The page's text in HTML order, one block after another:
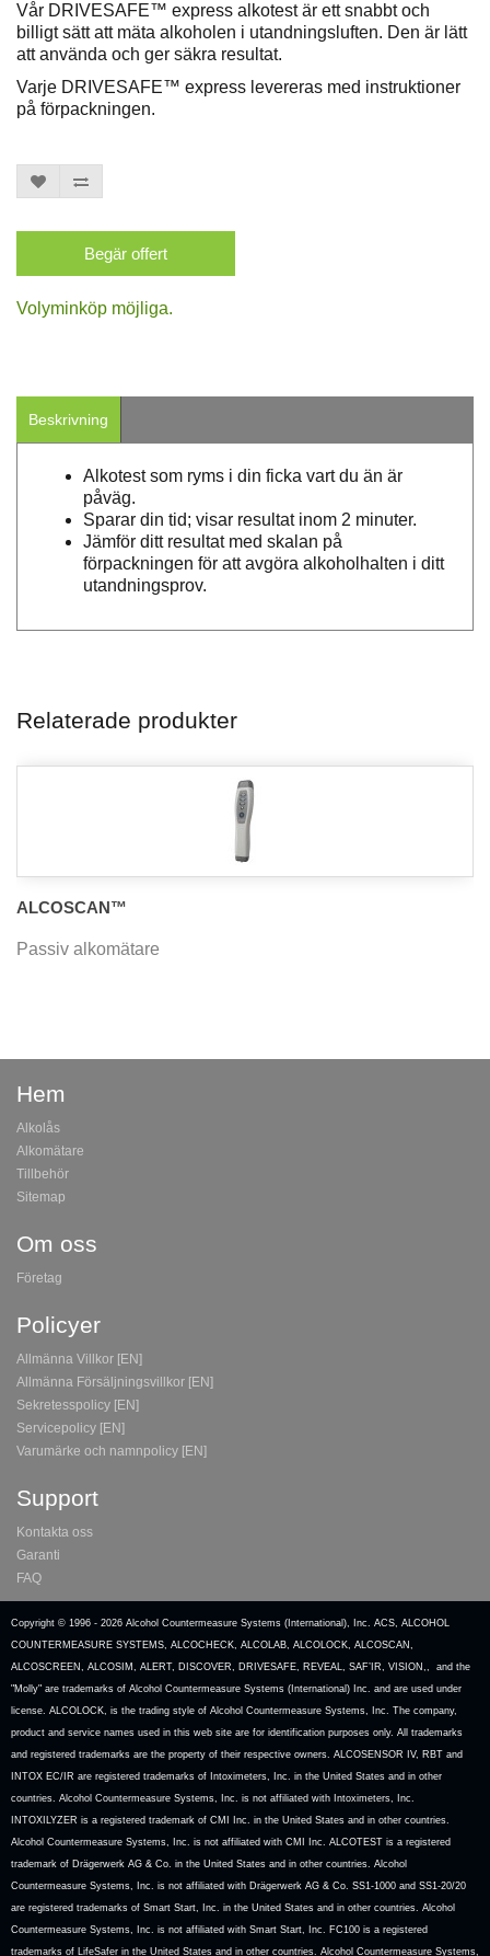
Vår DRIVESAFE™ express alkotest är ett snabbt och
billigt sätt att mäta alkoholen i utandningsluften. Den är lätt
att använda och ger säkra resultat.
Varje DRIVESAFE™ express levereras med instruktioner
på förpackningen.
Begär offert
Volyminköp möjliga.
Beskrivning
Alkotest som ryms i din ficka vart du än är
påväg.
Sparar din tid; visar resultat inom 2 minuter.
Jämför ditt resultat med skalan på
förpackningen för att avgöra alkoholhalten i ditt
utandningsprov.
Relaterade produkter
ALCOSCAN™
Passiv alkomätare
Hem
Alkolås
Alkomätare
Tillbehör
Sitemap
Om oss
Företag
Policyer
Allmänna Villkor [EN]
Allmänna Försäljningsvillkor [EN]
Sekretesspolicy [EN]
Servicepolicy [EN]
Varumärke och namnpolicy [EN]
Support
Kontakta oss
Garanti
FAQ
Copyright © 1996 - 2026 Alcohol Countermeasure Systems (International), Inc. ACS, ALCOHOL
COUNTERMEASURE SYSTEMS, ALCOCHECK, ALCOLAB, ALCOLOCK, ALCOSCAN,
ALCOSCREEN, ALCOSIM, ALERT, DISCOVER, DRIVESAFE, REVEAL, SAF’IR, VISION,, and the
"Molly" are trademarks of Alcohol Countermeasure Systems (International) Inc. and are used under
license. ALCOLOCK, is the trading style of Alcohol Countermeasure Systems, Inc. The company,
product and service names used in this web site are for identification purposes only. All trademarks
and registered trademarks are the property of their respective owners. ALCOSENSOR IV, RBT and
INTOX EC/IR are registered trademarks of Intoximeters, Inc. in the United States and in other
countries. Alcohol Countermeasure Systems, Inc. is not affiliated with Intoximeters, Inc.
INTOXILYZER is a registered trademark of CMI Inc. in the United States and in other countries.
Alcohol Countermeasure Systems, Inc. is not affiliated with CMI Inc. ALCOTEST is a registered
trademark of Drägerwerk AG & Co. in the United States and in other countries. Alcohol
Countermeasure Systems, Inc. is not affiliated with Drägerwerk AG & Co. SS1-1000 and SS1-20/20
are registered trademarks of Smart Start, Inc. in the United States and in other countries. Alcohol
Countermeasure Systems, Inc. is not affiliated with Smart Start, Inc. FC100 is a registered
trademarks of LifeSafer in the United States and in other countries. Alcohol Countermeasure Systems,